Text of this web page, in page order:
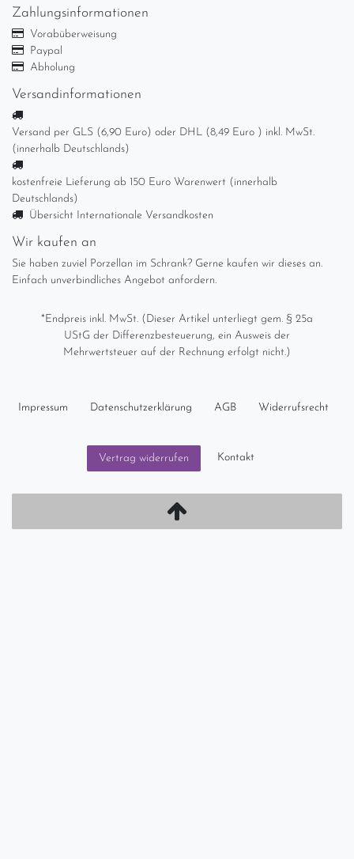
Zahlungsinformationen
Vorabüberweisung
Paypal
Abholung
Versandinformationen
Versand per GLS (6,90 Euro) oder DHL (8,49 Euro ) inkl. MwSt.
(innerhalb Deutschlands)
kostenfreie Lieferung ab 150 Euro Warenwert (innerhalb
Deutschlands)
Übersicht Internationale Versandkosten
Wir kaufen an
Sie haben zuviel Porzellan im Schrank? Gerne kaufen wir dieses an.
Einfach unverbindliches Angebot anfordern.
*Endpreis inkl. MwSt. (Dieser Artikel unterliegt gem. § 25a
UStG der Differenzbesteuerung, ein Ausweis der
Mehrwertsteuer auf der Rechnung erfolgt nicht.)
Impressum Daten­schutz­erklärung AGB Widerrufs­recht
Vertrag widerrufen Kontakt